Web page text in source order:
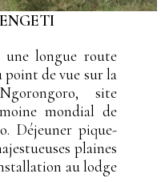
longue route
point de vue sur la
site
mondial de
Déjeuner pique-
plaines
au lodge